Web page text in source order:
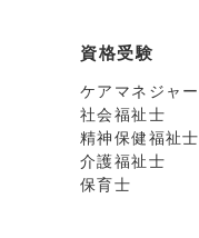
資格受験
ケアマネジャー
社会福祉士
精神保健福祉士
介護福祉士
保育士